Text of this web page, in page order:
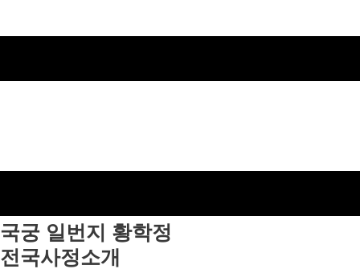
국궁 일번지 황학정
전국사정소개